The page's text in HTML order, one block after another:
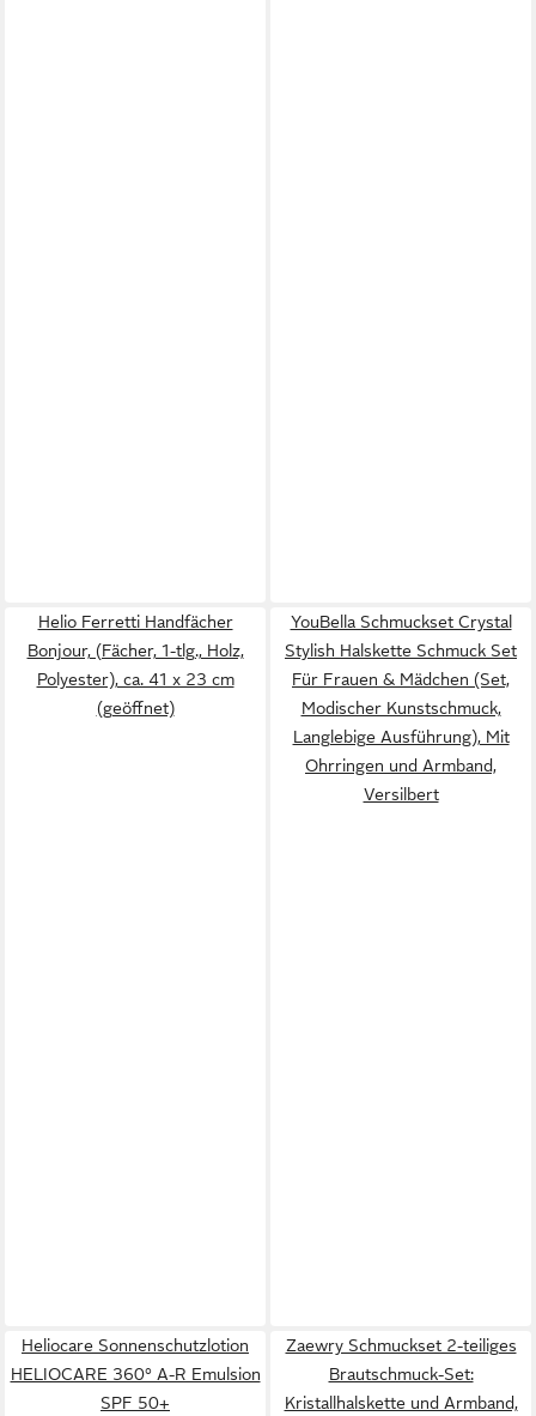
Helio Ferretti Handfächer
Bonjour, (Fächer, 1-tlg., Holz,
Polyester), ca. 41 x 23 cm
(geöffnet)
YouBella Schmuckset Crystal
Stylish Halskette Schmuck Set
Für Frauen & Mädchen (Set,
Modischer Kunstschmuck,
Langlebige Ausführung), Mit
Ohrringen und Armband,
Versilbert
Heliocare Sonnenschutzlotion
HELIOCARE 360° A-R Emulsion
SPF 50+
Zaewry Schmuckset 2-teiliges
Brautschmuck-Set:
Kristallhalskette und Armband,